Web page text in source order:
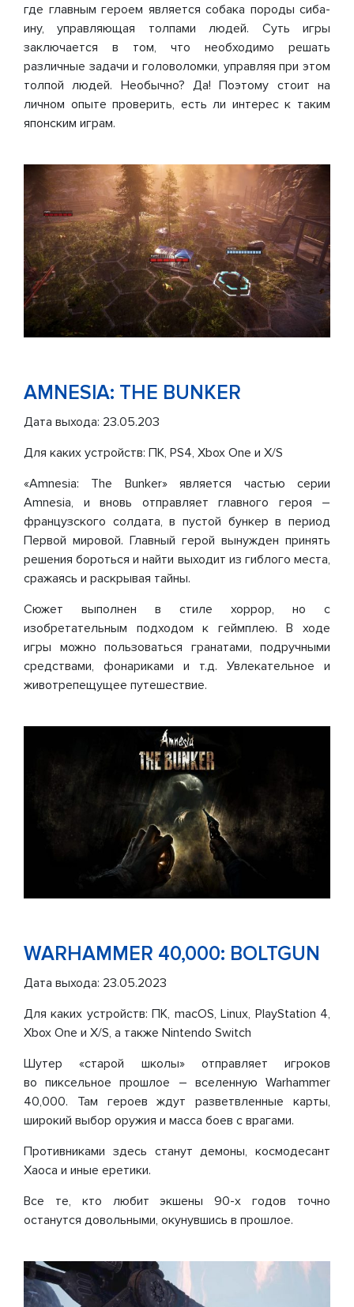
где главным героем является собака породы сиба-
ину, управляющая толпами людей. Суть игры
заключается в том, что необходимо решать
различные задачи и головоломки, управляя при этом
толпой людей. Необычно? Да! Поэтому стоит на
личном опыте проверить, есть ли интерес к таким
японским играм.
AMNESIA: THE BUNKER
Дата выхода: 23.05.203
Для каких устройств: ПК, PS4, Xbox One и X/S
«Amnesia: The Bunker» является частью серии
Amnesia, и вновь отправляет главного героя –
французского солдата, в пустой бункер в период
Первой мировой. Главный герой вынужден принять
решения бороться и найти выходит из гиблого места,
сражаясь и раскрывая тайны.
Сюжет выполнен в стиле хоррор, но с
изобретательным подходом к геймплею. В ходе
игры можно пользоваться гранатами, подручными
средствами, фонариками и т.д. Увлекательное и
животрепещущее путешествие.
WARHAMMER 40,000: BOLTGUN
Дата выхода: 23.05.2023
Для каких устройств: ПК, macOS, Linux, PlayStation 4,
Xbox One и X/S, а также Nintendo Switch
Шутер «старой школы» отправляет игроков
во пиксельное прошлое – вселенную Warhammer
40,000. Там героев ждут разветвленные карты,
широкий выбор оружия и масса боев с врагами.
Противниками здесь станут демоны, космодесант
Хаоса и иные еретики.
Все те, кто любит экшены 90-х годов точно
останутся довольными, окунувшись в прошлое.